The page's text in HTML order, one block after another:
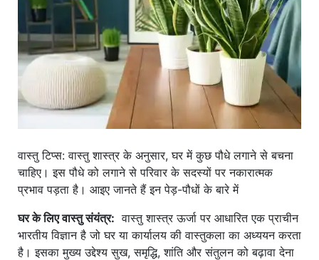
वास्तु टिप्स: वास्तु शास्त्र के अनुसार, घर में कुछ पौधे लगाने से बचना
चाहिए। इस पौधे को लगाने से परिवार के सदस्यों पर नकारात्मक
प्रभाव पड़ता है। आइए जानते हैं इन पेड़-पौधों के बारे में
घर के लिए वास्तु संयंत्र: वास्तु शास्त्र ऊर्जा पर आधारित एक प्राचीन
भारतीय विज्ञान है जो घर या कार्यालय की वास्तुकला का अध्ययन करता
है। इसका मुख्य उद्देश्य सुख, समृद्धि, शांति और संतुलन को बढ़ावा देना